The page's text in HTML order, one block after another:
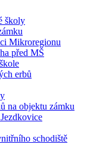
školy
Mikroregionu
před MŠ
erbů
na objektu zámku
schodiště